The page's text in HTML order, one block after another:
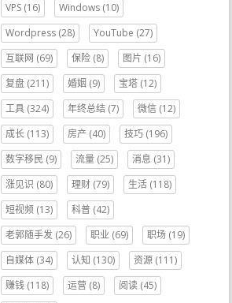
VPS (16) Windows (10)
Wordpress (28) YouTube (27)
互联网 (69) 保险 (8) 图片 (16)
复盘 (211) 婚姻 (9) 宝塔 (12)
工具 (324) 年终总结 (7) 微信 (12)
成长 (113) 房产 (40) 技巧 (196)
数字移民 (9) 流量 (25) 消息 (31)
涨见识 (80) 理财 (79) 生活 (118)
短视频 (13) 科普 (42)
老郭随手发 (26) 职业 (69) 职场 (19)
自媒体 (34) 认知 (130) 资源 (111)
赚钱 (118) 运营 (8) 阅读 (45)